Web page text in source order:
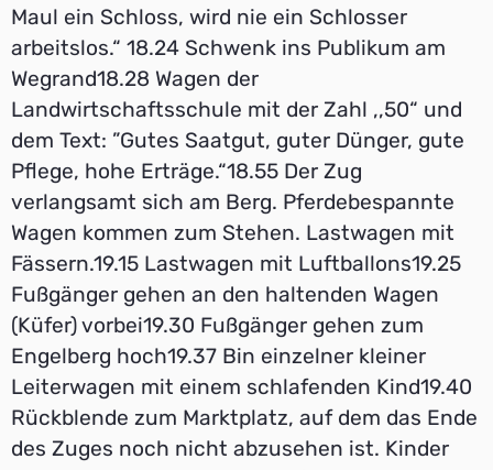
Maul ein Schloss, wird nie ein Schlosser
arbeitslos.“ 18.24 Schwenk ins Publikum am
Wegrand18.28 Wagen der
Landwirtschaftsschule mit der Zahl ,,50“ und
dem Text: ”Gutes Saatgut, guter Dünger, gute
Pflege, hohe Erträge.“18.55 Der Zug
verlangsamt sich am Berg. Pferdebespannte
Wagen kommen zum Stehen. Lastwagen mit
Fässern.19.15 Lastwagen mit Luftballons19.25
Fußgänger gehen an den haltenden Wagen
(Küfer) vorbei19.30 Fußgänger gehen zum
Engelberg hoch19.37 Bin einzelner kleiner
Leiterwagen mit einem schlafenden Kind19.40
Rückblende zum Marktplatz, auf dem das Ende
des Zuges noch nicht abzusehen ist. Kinder